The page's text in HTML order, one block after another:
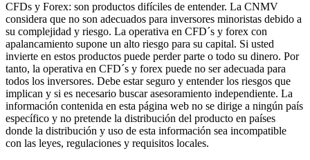
CFDs y Forex: son productos difíciles de entender. La CNMV
considera que no son adecuados para inversores minoristas debido a
su complejidad y riesgo. La operativa en CFD´s y forex con
apalancamiento supone un alto riesgo para su capital. Si usted
invierte en estos productos puede perder parte o todo su dinero. Por
tanto, la operativa en CFD´s y forex puede no ser adecuada para
todos los inversores. Debe estar seguro y entender los riesgos que
implican y si es necesario buscar asesoramiento independiente. La
información contenida en esta página web no se dirige a ningún país
específico y no pretende la distribución del producto en países
donde la distribución y uso de esta información sea incompatible
con las leyes, regulaciones y requisitos locales.